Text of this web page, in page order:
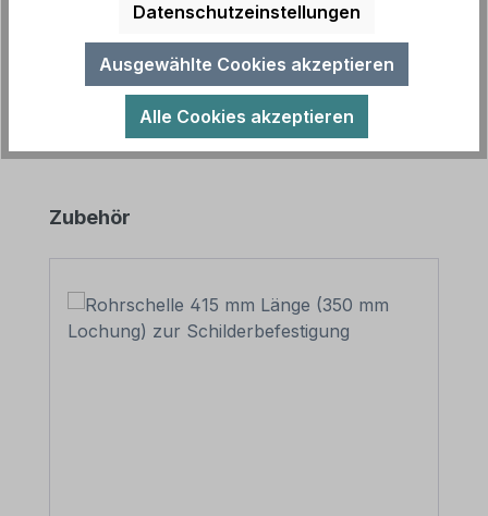
zahlreichen Größen und Ausführungen als
Standardartikel oder mit Ihrem Wunsch…Mehr
Produktgalerie überspringen
Zubehör
Datenschutzeinstellungen
Ausgewählte Cookies akzeptieren
Alle Cookies akzeptieren